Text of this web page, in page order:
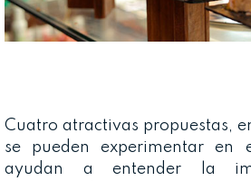
Cuatro atractivas propuestas,
se pueden experimentar en
ayudan a entender la